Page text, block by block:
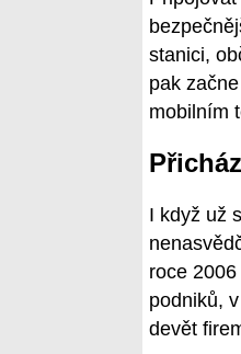
stanici,
pak
mobilním
I když už
roce
podniků,
devět